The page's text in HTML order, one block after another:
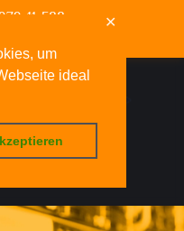
um
ideal
✕
11-588